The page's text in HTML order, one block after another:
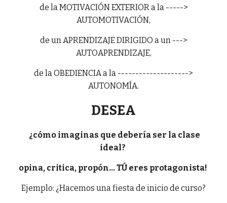
de la MOTIVACIÓN EXTERIOR a la ----->
AUTOMOTIVACIÓN,
de un APRENDIZAJE DIRIGIDO a un --->
AUTOAPRENDIZAJE,
de la OBEDIENCIA a la -------------------->
AUTONOMÍA.
DESEA
¿cómo imaginas que debería ser la clase
ideal?
opina, critica, propón... TÚ eres protagonista!
Ejemplo: ¿Hacemos una fiesta de inicio de curso?